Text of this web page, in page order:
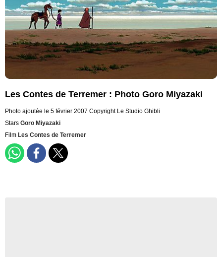
Les Contes de Terremer : Photo Goro Miyazaki
Photo ajoutée le 5 février 2007 Copyright Le Studio Ghibli
Stars Goro Miyazaki
Film Les Contes de Terremer